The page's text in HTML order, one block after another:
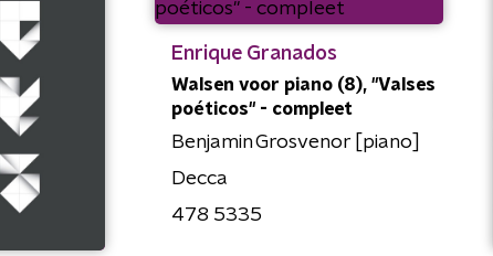
Enrique Granados
Walsen voor piano (8), "Valses
poéticos" - compleet
Benjamin Grosvenor [piano]
Decca
478 5335